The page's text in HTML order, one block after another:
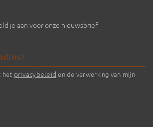
je aan voor onze nieuwsbrief
het privacybeleid en de verwerking van mijn